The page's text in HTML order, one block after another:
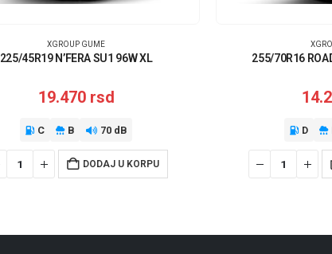
XGROUP GUME
225/45R19 N’FERA SU1 96W XL
19.470 rsd
C B 70 dB
DODAJ U KORPU
255/70R16
D